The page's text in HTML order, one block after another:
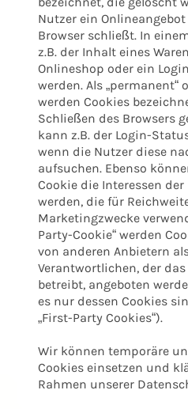
Nutzer ein
Browser schließt. In
z.B. der Inhalt eines
Onlineshop oder ein
werden. Als „permanent“
werden Cookies
Schließen des Browsers
kann z.B. der Login-
wenn die Nutzer diese
aufsuchen. Ebenso
Cookie die Interessen
werden, die für
Marketingzwecke
Party-Cookie“ werden
von anderen Anbietern
Verantwortlichen, der
betreibt, angeboten
es nur dessen Cookies
„First-Party Cookies“).
Wir können temporäre
Cookies einsetzen und
Rahmen unserer